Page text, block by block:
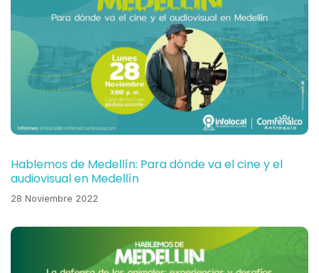
Hablemos de Medellín: Para dónde va el cine y el
audiovisual en Medellín
28 Noviembre 2022